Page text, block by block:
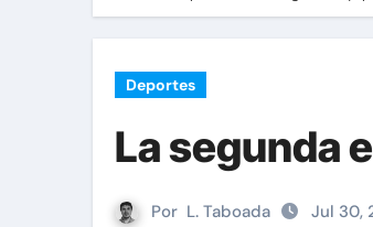
Deportes
La segunda
Por L. Taboada Jul 30,